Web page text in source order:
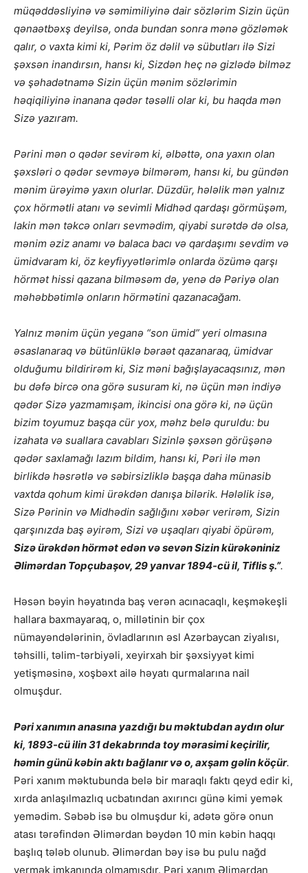
müqəddəsliyinə və səmimiliyinə dair sözlərim Sizin üçün
qənaətbəxş deyilsə, onda bundan sonra mənə gözləmək
qalır, o vaxta kimi ki, Pərim öz dəlil və sübutları ilə Sizi
şəxsən inandırsın, hansı ki, Sizdən heç nə gizlədə bilməz
və şəhadətnamə Sizin üçün mənim sözlərimin
həqiqiliyinə inanana qədər təsəlli olar ki, bu haqda mən
Sizə yazıram.
Pərini mən o qədər sevirəm ki, əlbəttə, ona yaxın olan
şəxsləri o qədər sevməyə bilmərəm, hansı ki, bu gündən
mənim ürəyimə yaxın olurlar. Düzdür, hələlik mən yalnız
çox hörmətli atanı və sevimli Midhəd qardaşı görmüşəm,
lakin mən təkcə onları sevmədim, qiyabi surətdə də olsa,
mənim əziz anamı və balaca bacı və qardaşımı sevdim və
ümidvaram ki, öz keyfiyyətlərimlə onlarda özümə qarşı
hörmət hissi qazana bilməsəm də, yenə də Pəriyə olan
məhəbbətimlə onların hörmətini qazanacağam.
Yalnız mənim üçün yeganə “son ümid” yeri olmasına
əsaslanaraq və bütünlüklə bəraət qazanaraq, ümidvar
olduğumu bildirirəm ki, Siz məni bağışlayacaqsınız, mən
bu dəfə bircə ona görə susuram ki, nə üçün mən indiyə
qədər Sizə yazmamışam, ikincisi ona görə ki, nə üçün
bizim toyumuz başqa cür yox, məhz belə quruldu: bu
izahata və suallara cavabları Sizinlə şəxsən görüşənə
qədər saxlamağı lazım bildim, hansı ki, Pəri ilə mən
birlikdə həsrətlə və səbirsizliklə başqa daha münasib
vaxtda qohum kimi ürəkdən danışa bilərik. Hələlik isə,
Sizə Pərinin və Midhədin sağlığını xəbər verirəm, Sizin
qarşınızda baş əyirəm, Sizi və uşaqları qiyabi öpürəm,
Sizə ürəkdən hörmət edən və sevən Sizin kürəkəniniz
Əlimərdan Topçubaşov, 29 yanvar 1894-cü il, Tiflis ş.”.
Həsən bəyin həyatında baş verən acınacaqlı, keşməkeşli
hallara baxmayaraq, o, millətinin bir çox
nümayəndələrinin, övladlarının əsl Azərbaycan ziyalısı,
təhsilli, təlim-tərbiyəli, xeyirxah bir şəxsiyyət kimi
yetişməsinə, xoşbəxt ailə həyatı qurmalarına nail
olmuşdur.
Pəri xanımın anasına yazdığı bu məktubdan aydın olur
ki, 1893-cü ilin 31 dekabrında toy mərasimi keçirilir,
həmin günü kəbin aktı bağlanır və o, axşam gəlin köçür.
Pəri xanım məktubunda belə bir maraqlı faktı qeyd edir ki,
xırda anlaşılmazlıq ucbatından axırıncı günə kimi yemək
yemədim. Səbəb isə bu olmuşdur ki, adətə görə onun
atası tərəfindən Əlimərdan bəydən 10 min kəbin haqqı
başlıq tələb olunub. Əlimərdan bəy isə bu pulu nağd
vermək imkanında olmamışdır. Pəri xanım Əlimərdan